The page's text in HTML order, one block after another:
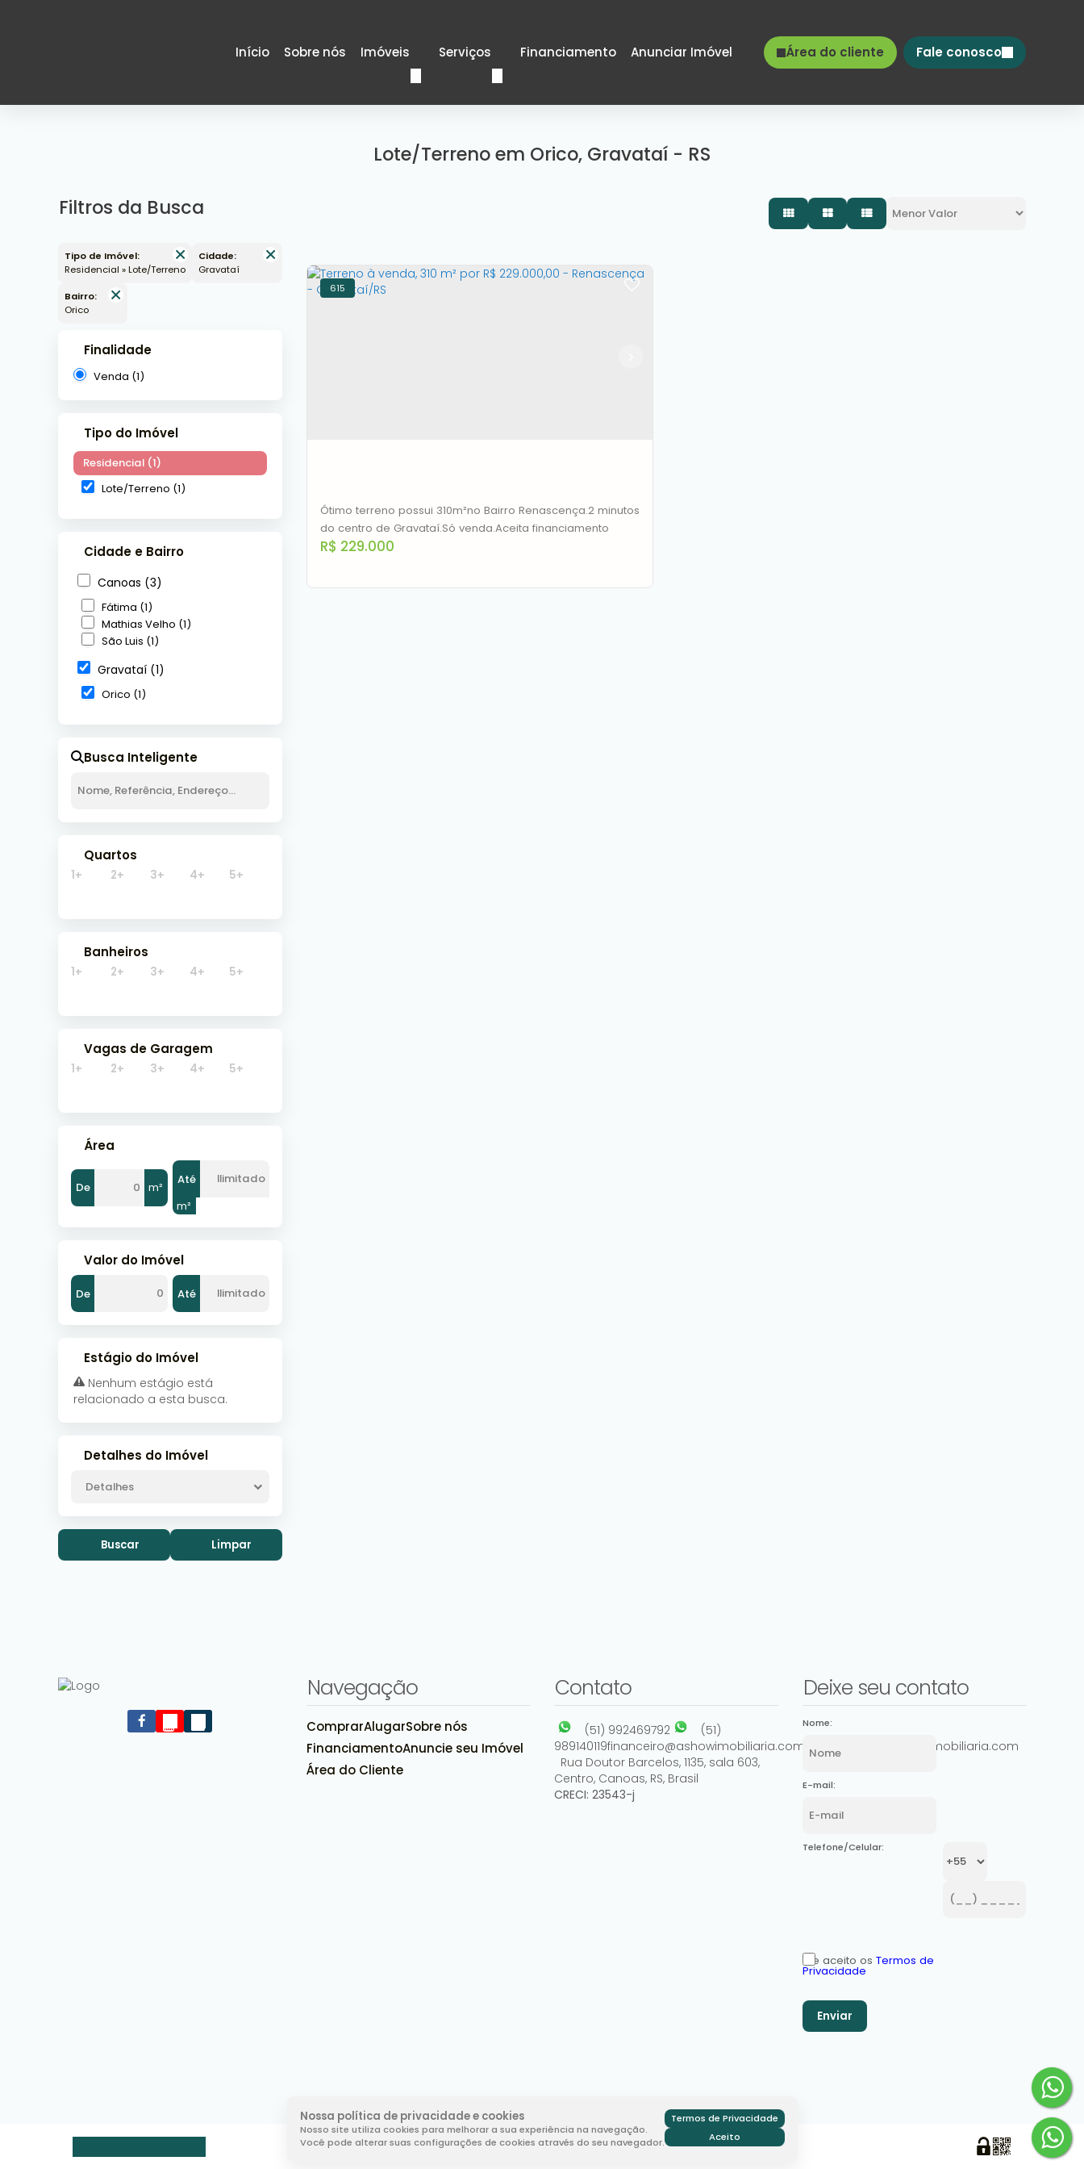
Fale conosco
Área do cliente
Anunciar Imóvel
Financiamento
Serviços
Imóveis
Sobre nós
Início
Nossa política de privacidade e cookies
Nosso site utiliza cookies para melhorar a sua experiência na navegação.
Você pode alterar suas configurações de cookies através do seu navegador.
Termos de Privacidade
Aceito
Lote/Terreno em Orico, Gravataí - RS
Filtros da Busca
Tipo de Imóvel:
Residencial » Lote/Terreno
Cidade:
Gravataí
Bairro:
Orico
Finalidade
Venda (1)
Tipo do Imóvel
Residencial (1)
Lote/Terreno (1)
Cidade e Bairro
Canoas (3)
Fátima (1)
Mathias Velho (1)
São Luis (1)
Gravataí (1)
Orico (1)
Busca Inteligente
Quartos
1+ 2+ 3+ 4+ 5+
Banheiros
1+ 2+ 3+ 4+ 5+
Vagas de Garagem
1+ 2+ 3+ 4+ 5+
Área
De m²
Até
m²
Valor do Imóvel
De Até
Estágio do Imóvel
Nenhum estágio está
relacionado a esta busca.
Detalhes do Imóvel
Detalhes
Buscar Limpar
615
R$ 229.000
Ótimo terreno possui 310m²no Bairro Renascença.2 minutos
do centro de Gravataí.Só venda.Aceita financiamento
Navegação
ComprarAlugarSobre nós
FinanciamentoAnuncie seu Imóvel
Área do Cliente
Contato
(51) 992469792
(51)
989140119financeiro@ashowimobiliaria.com.br
comercial@ashowimobiliaria.com
Rua Doutor Barcelos, 1135, sala 603,
Centro, Canoas, RS, Brasil
CRECI: 23543-j
Deixe seu contato
Nome:
E-mail:
Telefone/Celular:
Li e aceito os Termos de
Privacidade